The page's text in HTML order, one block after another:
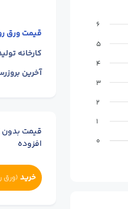
6
5
4
3
2
1
0
قیمتورق روغنی 1.25
کارخانه
آخرین
افزوده
خرید (ورق روغنی